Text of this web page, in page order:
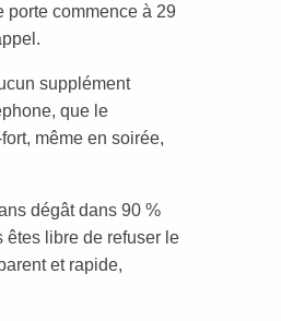
porte commence à 29
supplément
que le
même en soirée,
dégât dans 90 %
êtes libre de refuser le
et rapide,